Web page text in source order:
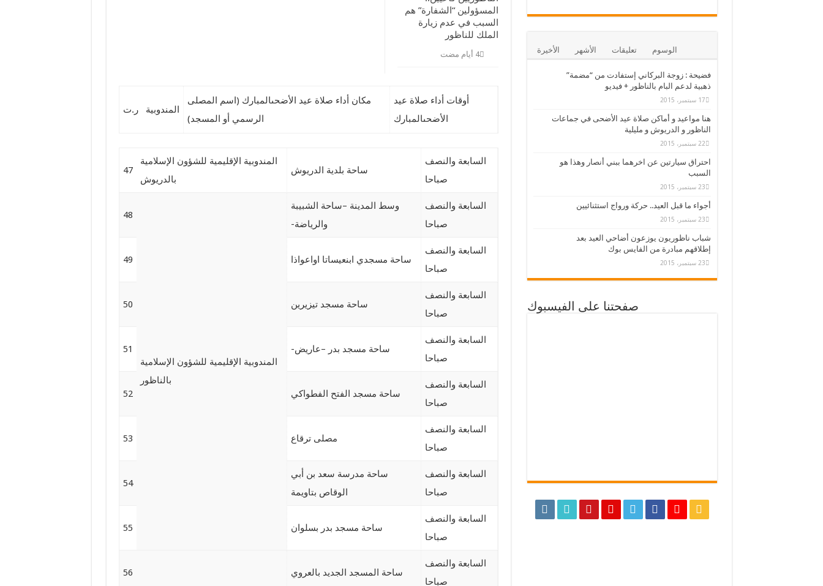
المسؤولين “الشفارة” هم
السبب في عدم زيارة
الملك للناظور
‏4 أيام مضت
أوقات أداء صلاة عيد
الأضحىالمبارك
مكان أداء صلاة عيد الأضحىالمبارك (اسم المصلى
الرسمي أو المسجد)
المندوبية ر.ت
السابعة والنصف
صباحا
ساحة بلدية الدريوش
المندوبية الإقليمية للشؤون الإسلامية
بالدريوش
47
السابعة والنصف
صباحا
وسط المدينة –ساحة الشبيبة
والرياضة-
المندوبية الإقليمية للشؤون الإسلامية
بالناظور
48
السابعة والنصف
صباحا
ساحة مسجدي ابنعيساتا اواعواذا 49
السابعة والنصف
صباحا
ساحة مسجد تيزيرين 50
السابعة والنصف
صباحا
ساحة مسجد بدر –عاريض- 51
السابعة والنصف
صباحا
ساحة مسجد الفتح الفطواكي 52
السابعة والنصف
صباحا
مصلى ترقاع 53
السابعة والنصف
صباحا
ساحة مدرسة سعد بن أبي
الوقاص بتاويمة
54
السابعة والنصف
صباحا
ساحة مسجد بدر بسلوان 55
السابعة والنصف
صباحا
ساحة المسجد الجديد بالعروي 56
الأخيرة الأشهر تعليقات الوسوم
فضيحة : زوجة البركاني إستفادت من “مضمة”
ذهبية لدعم البام بالناظور + فيديو
17 سبتمبر، 2015
هنا مواعيد و أماكن صلاة عيد الأضحى في جماعات
الناظور و الدريوش و مليلية
22 سبتمبر، 2015
احتراق سيارتين عن اخرهما ببني أنصار وهذا هو
السبب
23 سبتمبر، 2015
أجواء ما قبل العيد.. حركة ورواج استثنائيين
23 سبتمبر، 2015
شباب ناظوريون يوزعون أضاحي العيد بعد
إطلاقهم مبادرة من الفايس بوك
23 سبتمبر، 2015
صفحتنا على الفيسبوك